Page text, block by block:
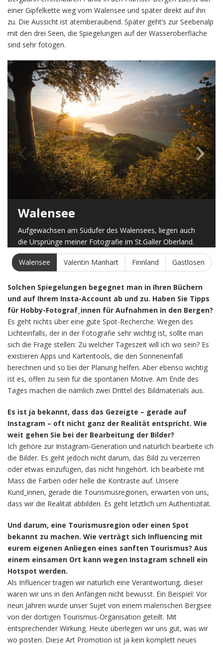
einer Gipfelkette weg vom Walensee und später direkt auf ihn
zu. Die Aussicht ist atemberaubend. Später geht’s zur Seebenalp
mit den drei Seen, die Spiegelungen auf der Wasseroberfläche
sind sehr fotogen.
Walensee
Aufgewachsen am Südufer des Walensees, liegen auch
die Ursprünge meiner Fotografie im St.Galler Oberland.
Walensee Valentin Manhart Finnland Gastlosen
Solchen Spiegelungen begegnet man in Ihren Büchern
und auf Ihrem Insta-Account ab und zu. Haben Sie Tipps
für Hobby-Fotograf_innen für Aufnahmen in den Bergen?
Es geht nichts über eine gute Spot-Recherche. Wegen des
Lichteinfalls, der in der Fotografie sehr wichtig ist, sollte man
sich die Frage stellen: Zu welcher Tageszeit will ich wo sein? Es
existieren Apps und Kartentools, die den Sonneneinfall
berechnen und so bei der Planung helfen. Aber ebenso wichtig
ist es, offen zu sein für die spontanen Motive. Am Ende des
Tages machen die nämlich zwei Drittel des Bildmaterials aus.
Es ist ja bekannt, dass das Gezeigte – gerade auf
Instagram – oft nicht ganz der Realität entspricht. Wie
weit gehen Sie bei der Bearbeitung der Bilder?
Ich gehöre zur Instagram-Generation und natürlich bearbeite ich
die Bilder. Es geht jedoch nicht darum, das Bild zu verzerren
oder etwas einzufügen, das nicht hingehört. Ich bearbeite mit
Mass die Farben oder helle die Kontraste auf. Unsere
Kund_innen, gerade die Tourismusregionen, erwarten von uns,
dass wir die Realität abbilden. Es geht letztlich um Authentizität.
Und darum, eine Tourismusregion oder einen Spot
bekannt zu machen. Wie verträgt sich Influencing mit
eurem eigenen Anliegen eines sanften Tourismus? Aus
einem einsamen Ort kann wegen Instagram schnell ein
Hotspot werden.
Als Influencer tragen wir natürlich eine Verantwortung, dieser
waren wir uns in den Anfängen nicht bewusst. Ein Beispiel: Vor
neun Jahren wurde unser Sujet von einem malerischen Bergsee
von der dortigen Tourismus-Organisation geteilt. Mit
entsprechender Wirkung. Heute überlegen wir uns gut, was wir
wo posten. Diese Art Promotion ist ja kein komplett neues